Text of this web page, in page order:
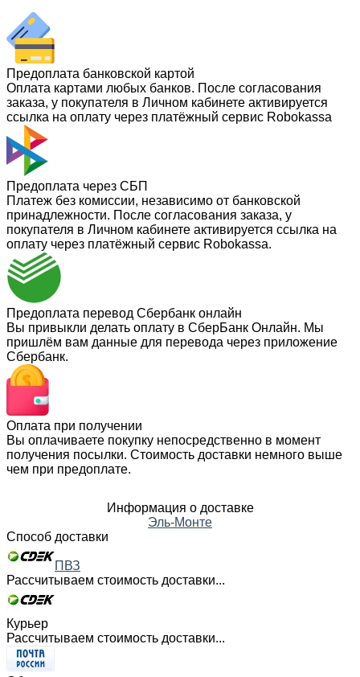
Предоплата банковской картой
Оплата картами любых банков. После согласования
заказа, у покупателя в Личном кабинете активируется
ссылка на оплату через платёжный сервис Robokassa
Предоплата через СБП
Платеж без комиссии, независимо от банковской
принадлежности. После согласования заказа, у
покупателя в Личном кабинете активируется ссылка на
оплату через платёжный сервис Robokassa.
Предоплата перевод Сбербанк онлайн
Вы привыкли делать оплату в СберБанк Онлайн. Мы
пришлём вам данные для перевода через приложение
Сбербанк.
Оплата при получении
Вы оплачиваете покупку непосредственно в момент
получения посылки. Стоимость доставки немного выше
чем при предоплате.
Информация о доставке
Эль-Монте
Способ доставки
ПВЗ
Рассчитываем стоимость доставки...
Курьер
Рассчитываем стоимость доставки...